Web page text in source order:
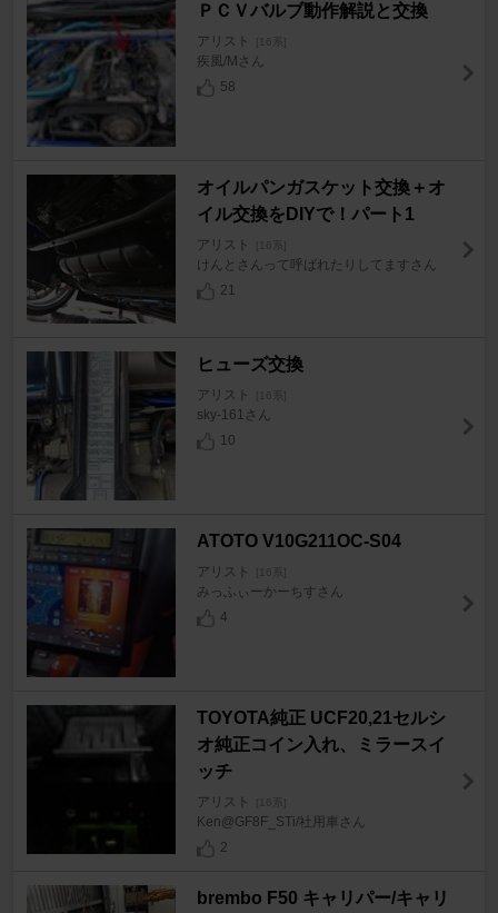
ＰＣＶバルブ動作解説と交換
アリスト [16系]
疾風/Mさん
58
オイルパンガスケット交換＋オ
イル交換をDIYで！パート1
アリスト [16系]
けんとさんって呼ばれたりしてますさん
21
ヒューズ交換
アリスト [16系]
sky-161さん
10
ATOTO V10G211OC-S04
アリスト [16系]
みっふぃーかーちすさん
4
TOYOTA純正 UCF20,21セルシ
オ純正コイン入れ、ミラースイ
ッチ
アリスト [16系]
Ken@GF8F_STi/社用車さん
2
brembo F50 キャリパー/キャリ